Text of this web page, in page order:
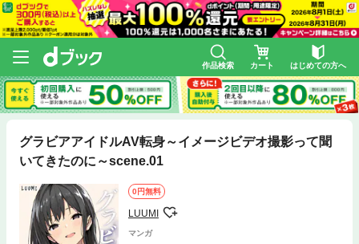
作品検索 カート はじめての方へ
グラビアアイドルAV転身～イメージビデオ撮影って聞
いてきたのに～scene.01
0円無料
LUUMI
マンガ